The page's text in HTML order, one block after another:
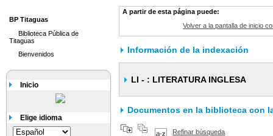
A partir de esta página puede:
Volver a la pantalla de inicio
Información de la indexación
LI - : LITERATURA INGLESA
Documentos en la biblioteca con
Refinar búsqueda
BP Titaguas
Biblioteca Pública de
Titaguas
Bienvenidos
Inicio
Elige idioma